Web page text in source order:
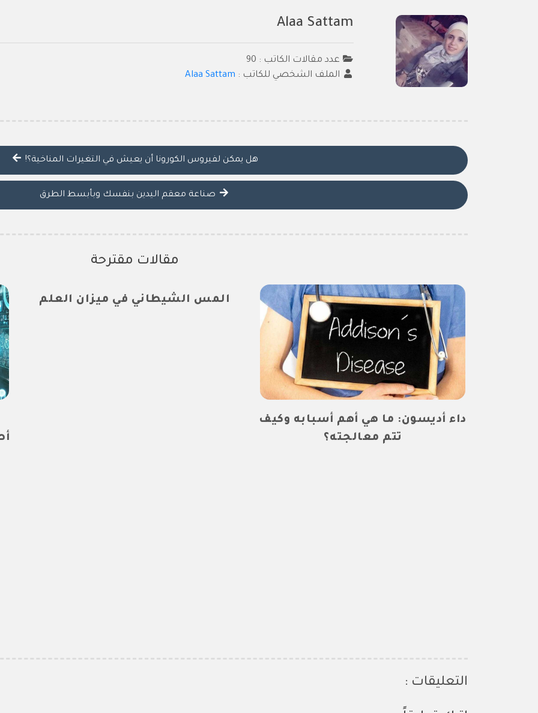
Alaa Sattam
عدد مقالات الكاتب : 90
الملف الشخصي للكاتب : Alaa Sattam
هل يمكن لفيروس الكورونا أن يعيش في التغيرات المناخية؟!
صناعة معقم اليدين بنفسك وبأبسط الطرق
مقالات مقترحة
داء أديسون: ما هي أهم أسبابه وكيف
تتم معالجته؟
المس الشيطاني في ميزان العلم
التعليقات :